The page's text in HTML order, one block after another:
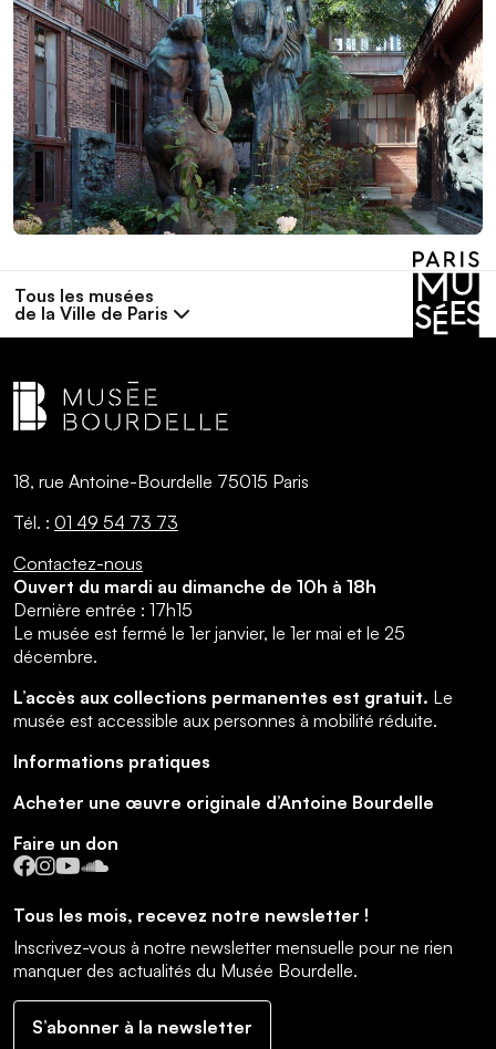
Tous les musées
de la Ville de Paris
18, rue Antoine-Bourdelle 75015 Paris
Tél. : 01 49 54 73 73
Contactez-nous
Ouvert du mardi au dimanche de 10h à 18h
Dernière entrée : 17h15
Le musée est fermé le 1er janvier, le 1er mai et le 25
décembre.
L’accès aux collections permanentes est gratuit. Le
musée est accessible aux personnes à mobilité réduite.
Informations pratiques
Acheter une œuvre originale d’Antoine Bourdelle
Faire un don
Facebook
Instagram
YouTube
SoundCloud
Tous les mois, recevez notre newsletter !
Inscrivez-vous à notre newsletter mensuelle pour ne rien
manquer des actualités du Musée Bourdelle.
S’abonner à la newsletter